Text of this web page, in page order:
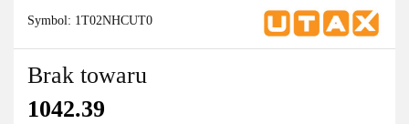
Symbol: 1T02NHCUT0
Brak towaru
1042.39